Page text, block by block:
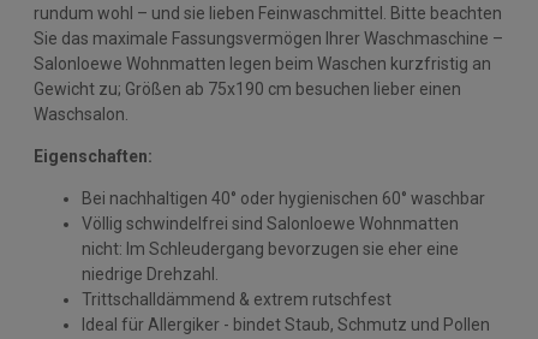
rundum wohl – und sie lieben Feinwaschmittel. Bitte beachten
Sie das maximale Fassungsvermögen Ihrer Waschmaschine –
Salonloewe Wohnmatten legen beim Waschen kurzfristig an
Gewicht zu; Größen ab 75x190 cm besuchen lieber einen
Waschsalon.
Eigenschaften:
Bei nachhaltigen 40° oder hygienischen 60° waschbar
Völlig schwindelfrei sind Salonloewe Wohnmatten
nicht: Im Schleudergang bevorzugen sie eher eine
niedrige Drehzahl.
Trittschalldämmend & extrem rutschfest
Ideal für Allergiker - bindet Staub, Schmutz und Pollen